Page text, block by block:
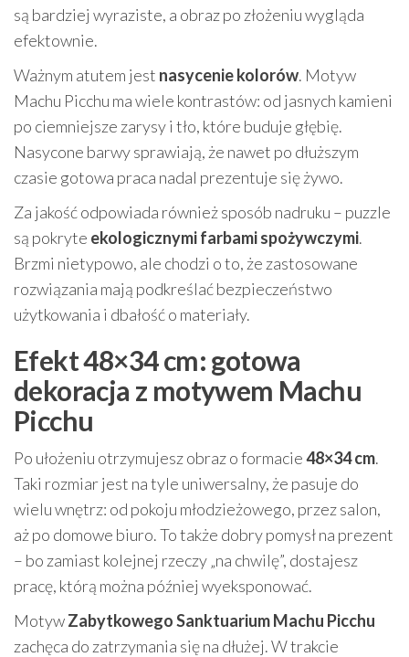
są bardziej wyraziste, a obraz po złożeniu wygląda
efektownie.
Ważnym atutem jest nasycenie kolorów. Motyw
Machu Picchu ma wiele kontrastów: od jasnych kamieni
po ciemniejsze zarysy i tło, które buduje głębię.
Nasycone barwy sprawiają, że nawet po dłuższym
czasie gotowa praca nadal prezentuje się żywo.
Za jakość odpowiada również sposób nadruku – puzzle
są pokryte ekologicznymi farbami spożywczymi.
Brzmi nietypowo, ale chodzi o to, że zastosowane
rozwiązania mają podkreślać bezpieczeństwo
użytkowania i dbałość o materiały.
Efekt 48×34 cm: gotowa
dekoracja z motywem Machu
Picchu
Po ułożeniu otrzymujesz obraz o formacie48×34 cm.
Taki rozmiar jest na tyle uniwersalny, że pasuje do
wielu wnętrz: od pokoju młodzieżowego, przez salon,
aż po domowe biuro. To także dobry pomysł na prezent
– bo zamiast kolejnej rzeczy „na chwilę”, dostajesz
pracę, którą można później wyeksponować.
MotywZabytkowego Sanktuarium Machu Picchu
zachęca do zatrzymania się na dłużej. W trakcie